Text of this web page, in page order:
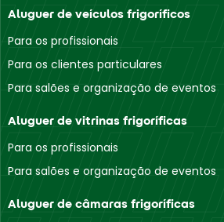
Aluguer de veículos frigoríficos
Para os profissionais
Para os clientes particulares
Para salões e organização de eventos
Aluguer de vitrinas frigoríficas
Para os profissionais
Para salões e organização de eventos
Aluguer de câmaras frigoríficas